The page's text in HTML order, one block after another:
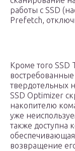
работы с SSD
Prefetch,
Кроме того SSD
твердотельных
SSD Optimizer
накопителю
уже
также доступна
возвращение